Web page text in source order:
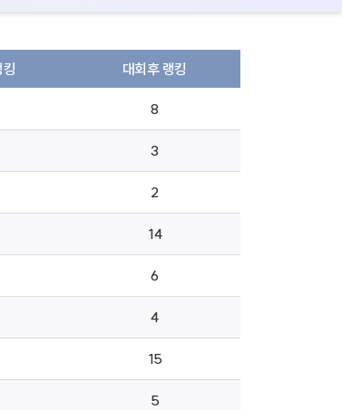
대회후 랭킹
8
3
2
14
6
4
15
5